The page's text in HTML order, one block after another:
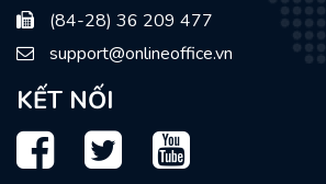
(84-28) 36 209 477
support@onlineoffice.vn
KẾT NỐI
Facebook
Twitter